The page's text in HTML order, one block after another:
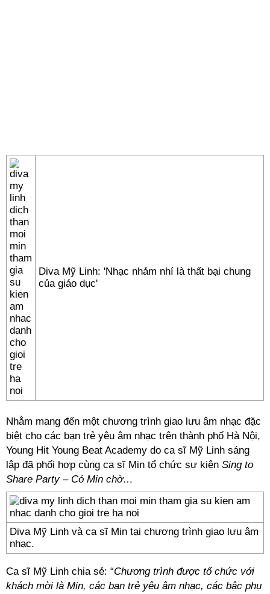
Diva Mỹ Linh: 'Nhạc nhảm nhí là thất bại chung
của giáo dục'
Nhằm mang đến một chương trình giao lưu âm nhạc đặc
biệt cho các bạn trẻ yêu âm nhạc trên thành phố Hà Nội,
Young Hit Young Beat Academy do ca sĩ Mỹ Linh sáng
lập đã phối hợp cùng ca sĩ Min tổ chức sự kiện Sing to
Share Party – Có Min chờ…
Diva Mỹ Linh và ca sĩ Min tại chương trình giao lưu âm
nhạc.
Ca sĩ Mỹ Linh chia sẻ: “Chương trình được tổ chức với
khách mời là Min, các bạn trẻ yêu âm nhạc, các bậc phụ